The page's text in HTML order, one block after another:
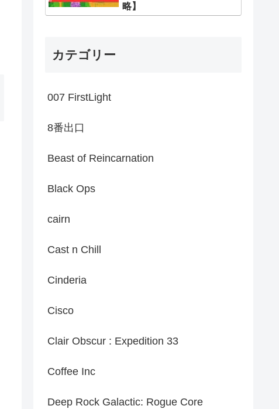
略】
カテゴリー
007 FirstLight
8番出口
Beast of Reincarnation
Black Ops
cairn
Cast n Chill
Cinderia
Cisco
Clair Obscur : Expedition 33
Coffee Inc
Deep Rock Galactic: Rogue Core